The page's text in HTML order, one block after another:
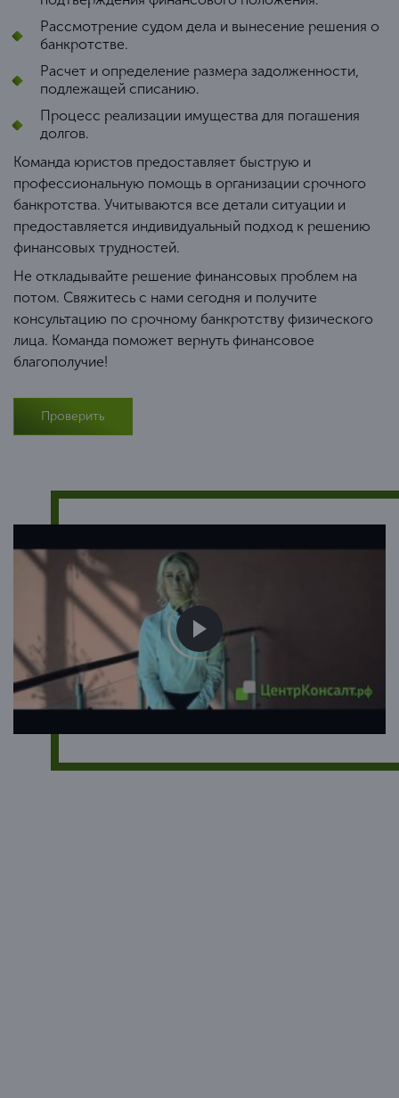
Рассмотрение судом дела и вынесение решения о
банкротстве.
Расчет и определение размера задолженности,
подлежащей списанию.
Процесс реализации имущества для погашения
долгов.
Команда юристов предоставляет быструю и
профессиональную помощь в организации срочного
банкротства. Учитываются все детали ситуации и
предоставляется индивидуальный подход к решению
финансовых трудностей.
Не откладывайте решение финансовых проблем на
потом. Свяжитесь с нами сегодня и получите
консультацию по срочному банкротству физического
лица. Команда поможет вернуть финансовое
благополучие!
Проверить